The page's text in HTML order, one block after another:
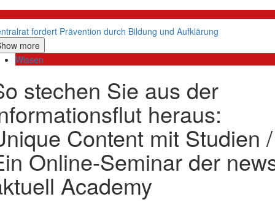
fordert Prävention durch Bildung und Aufklärung
more
Wissen
stechen Sie aus der
heraus:
Content mit Studien /
Online-Seminar der
Academy